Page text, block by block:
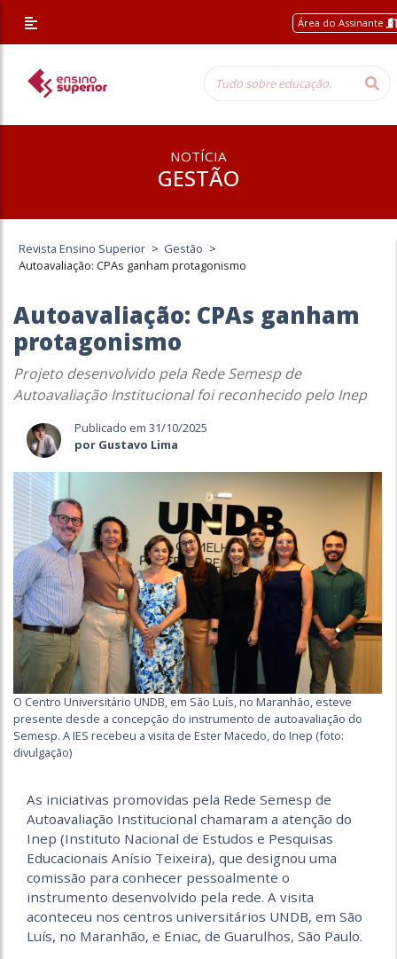
Área do Assinante
NOTÍCIA
GESTÃO
Revista Ensino Superior > Gestão >
Autoavaliação: CPAs ganham protagonismo
Autoavaliação: CPAs ganham
protagonismo
Projeto desenvolvido pela Rede Semesp de
Autoavaliação Institucional foi reconhecido pelo Inep
Publicado em 31/10/2025
por Gustavo Lima
O Centro Universitário UNDB, em São Luís, no Maranhão, esteve
presente desde a concepção do instrumento de autoavaliação do
Semesp. A IES recebeu a visita de Ester Macedo, do Inep (foto:
divulgação)
As iniciativas promovidas pela Rede Semesp de
Autoavaliação Institucional chamaram a atenção do
Inep (Instituto Nacional de Estudos e Pesquisas
Educacionais Anísio Teixeira), que designou uma
comissão para conhecer pessoalmente o
instrumento desenvolvido pela rede. A visita
aconteceu nos centros universitários UNDB, em São
Luís, no Maranhão, e Eniac, de Guarulhos, São Paulo.